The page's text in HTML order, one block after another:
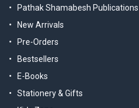
Pathak Shamabesh Publications
New Arrivals
Pre-Orders
Bestsellers
E-Books
Stationery & Gifts